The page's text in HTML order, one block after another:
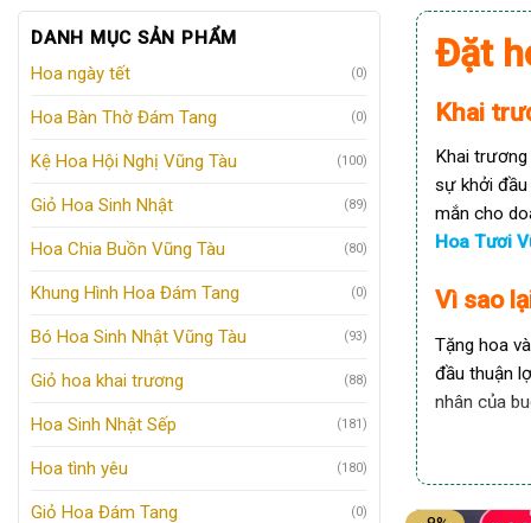
DANH MỤC SẢN PHẨM
Hoa ngày tết
(0)
Hoa Bàn Thờ Đám Tang (0)
Kệ Hoa Hội Nghị Vũng Tàu (100)
Giỏ Hoa Sinh Nhật (89)
Hoa Chia Buồn Vũng Tàu (80)
Khung Hình Hoa Đám Tang (0)
Bó Hoa Sinh Nhật Vũng Tàu (93)
Giỏ hoa khai trương (88)
Hoa Sinh Nhật Sếp (181)
Hoa tình yêu (180)
Giỏ Hoa Đám Tang (0)
Đặt
Khai
Khai
sự khởi
mắn cho
Hoa Tươi
Vì sao
Tặng hoa
đầu thuận
nhân của
chọn hoa